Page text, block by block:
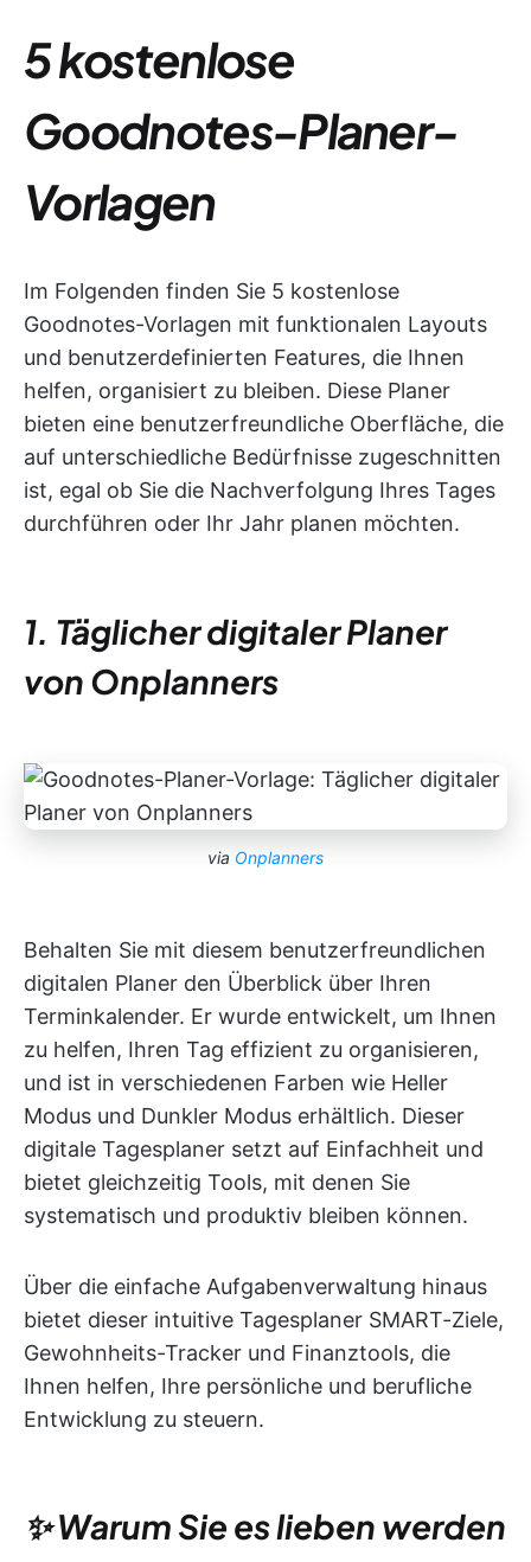
5 kostenlose
Goodnotes-Planer-
Vorlagen
Im Folgenden finden Sie 5 kostenlose
Goodnotes-Vorlagen mit funktionalen Layouts
und benutzerdefinierten Features, die Ihnen
helfen, organisiert zu bleiben. Diese Planer
bieten eine benutzerfreundliche Oberfläche, die
auf unterschiedliche Bedürfnisse zugeschnitten
ist, egal ob Sie die Nachverfolgung Ihres Tages
durchführen oder Ihr Jahr planen möchten.
1. Täglicher digitaler Planer
von Onplanners
via Onplanners
Behalten Sie mit diesem benutzerfreundlichen
digitalen Planer den Überblick über Ihren
Terminkalender. Er wurde entwickelt, um Ihnen
zu helfen, Ihren Tag effizient zu organisieren,
und ist in verschiedenen Farben wie Heller
Modus und Dunkler Modus erhältlich. Dieser
digitale Tagesplaner setzt auf Einfachheit und
bietet gleichzeitig Tools, mit denen Sie
systematisch und produktiv bleiben können.
Über die einfache Aufgabenverwaltung hinaus
bietet dieser intuitive Tagesplaner SMART-Ziele,
Gewohnheits-Tracker und Finanztools, die
Ihnen helfen, Ihre persönliche und berufliche
Entwicklung zu steuern.
✨ Warum Sie es lieben werden